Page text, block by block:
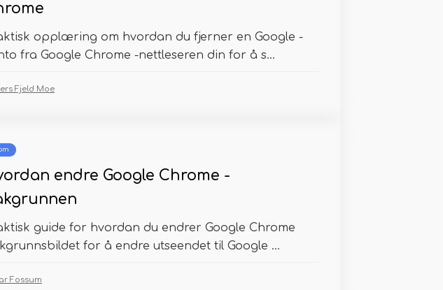
opplæring om hvordan du fjerner en Google -
fra Google Chrome -nettleseren din for å s...
Fjeld Moe
endre Google Chrome -
guide for hvordan du endrer Google Chrome
for å endre utseendet til Google ...
Fossum